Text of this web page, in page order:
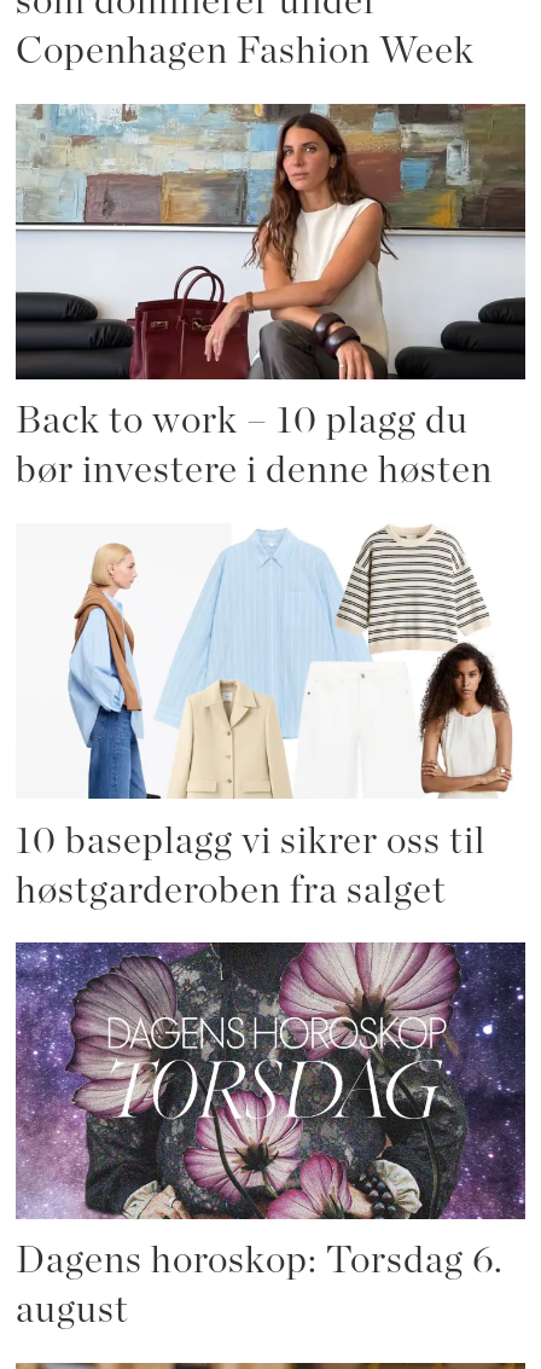
Copenhagen Fashion Week
Back to work – 10 plagg du
bør investere i denne høsten
10 baseplagg vi sikrer oss til
høstgarderoben fra salget
Dagens horoskop: Torsdag 6.
august